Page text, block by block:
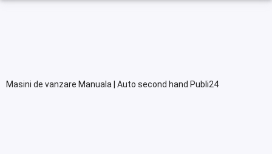
Masini de vanzare Manuala | Auto second hand Publi24